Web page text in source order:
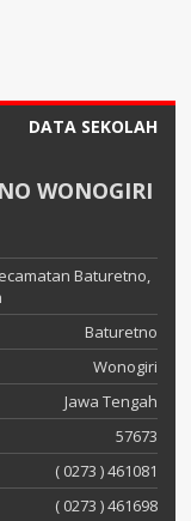
DATA SEKOLAH
WONOGIRI
Baturetno,
Baturetno
Wonogiri
Jawa Tengah
57673
( 0273 ) 461081
( 0273 ) 461698